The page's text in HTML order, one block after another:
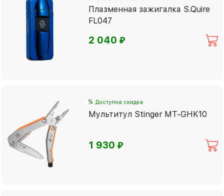
Плазменная зажигалка S.Quire
FL047
2 040⃏
% Доступна скидка
Мультитул Stinger MT-GHK10
1 930⃏